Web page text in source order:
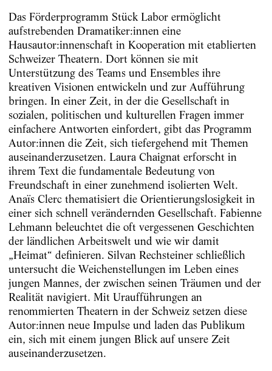
Das Förderprogramm Stück Labor ermöglicht
aufstrebenden Dramatiker:innen eine
Hausautor:innenschaft in Kooperation mit etablierten
Schweizer Theatern. Dort können sie mit
Unterstützung des Teams und Ensembles ihre
kreativen Visionen entwickeln und zur Aufführung
bringen. In einer Zeit, in der die Gesellschaft in
sozialen, politischen und kulturellen Fragen immer
einfachere Antworten einfordert, gibt das Programm
Autor:innen die Zeit, sich tiefergehend mit Themen
auseinanderzusetzen. Laura Chaignat erforscht in
ihrem Text die fundamentale Bedeutung von
Freundschaft in einer zunehmend isolierten Welt.
Anaïs Clerc thematisiert die Orientierungslosigkeit in
einer sich schnell verändernden Gesellschaft. Fabienne
Lehmann beleuchtet die oft vergessenen Geschichten
der ländlichen Arbeitswelt und wie wir damit
„Heimat“ definieren. Silvan Rechsteiner schließlich
untersucht die Weichenstellungen im Leben eines
jungen Mannes, der zwischen seinen Träumen und der
Realität navigiert. Mit Uraufführungen an
renommierten Theatern in der Schweiz setzen diese
Autor:innen neue Impulse und laden das Publikum
ein, sich mit einem jungen Blick auf unsere Zeit
auseinanderzusetzen.